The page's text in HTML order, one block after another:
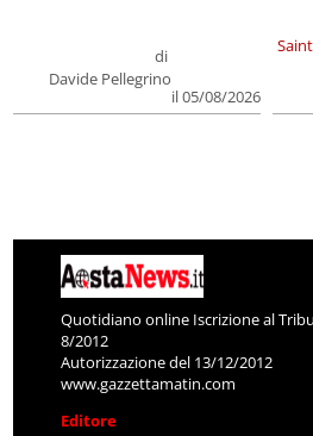
di
Davide Pellegrino
il 05/08/2026
Quotidiano online Iscrizione al
8/2012
Autorizzazione del 13/12/2012
www.gazzettamatin.com
Editore